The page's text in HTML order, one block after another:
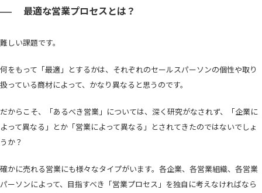
最適な営業プロセスとは？
難しい課題です。
何をもって「最適」とするかは、それぞれのセールスパーソンの個性や取り
扱っている商材によって、かなり異なると思うのです。
だからこそ、「あるべき営業」については、深く研究がなされず、「企業に
よって異なる」とか「営業によって異なる」とされてきたのではないでしょ
うか？
確かに売れる営業にも様々なタイプがいます。各企業、各営業組織、各営業
パーソンによって、目指すべき「営業プロセス」を独自に考えなければなら